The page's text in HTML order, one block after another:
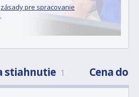
zásady pre spracovanie
.
stiahnutie 1 Cena